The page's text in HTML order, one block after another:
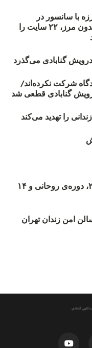
با سانسور در
اینترنت: #آزادی هم‌آیند گزارشگران‌ بدون مرز، ۲۲ سایت را
گنابادی می‌گذرد
در دادگاه شرکت نکرده‌اند/
را تهدید می‌کند
روند اعدام‌ها در ماه‌های مختلف ۲۰۱۸، دوره‌ی روحانی و ۱۴
امن زندان تهران